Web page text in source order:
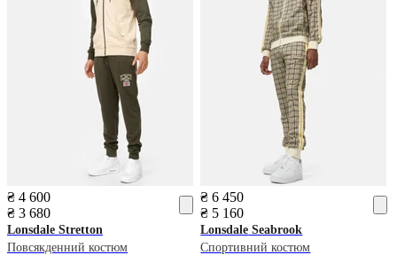
₴ 4 600
₴ 3 680
Lonsdale Stretton
Повсякденний костюм
₴ 6 450
₴ 5 160
Lonsdale Seabrook
Спортивний костюм